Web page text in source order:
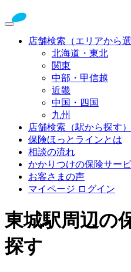
店舗検索（エリアから選
北海道・東北
関東
中部・甲信越
近畿
中国・四国
九州
店舗検索（駅から探す）
保険ほっとラインとは
相談の流れ
かかりつけの保険サー
お客さまの声
マイページ ログイン
東城駅周辺の
探す